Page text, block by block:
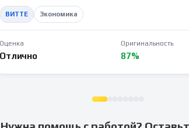
ВИТТЕ Экономика
Оценка
Отлично
Оригинальность
87%